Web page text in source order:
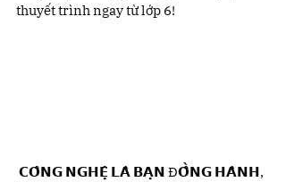
thuyết trình ngay từ lớp 6!
𝗖𝗢̂𝗡𝗚 𝗡𝗚𝗛𝗘̣̂ 𝗟𝗔̀ 𝗕𝗔̣𝗡 Đ𝗢̂̀𝗡𝗚 𝗛𝗔̀𝗡𝗛,